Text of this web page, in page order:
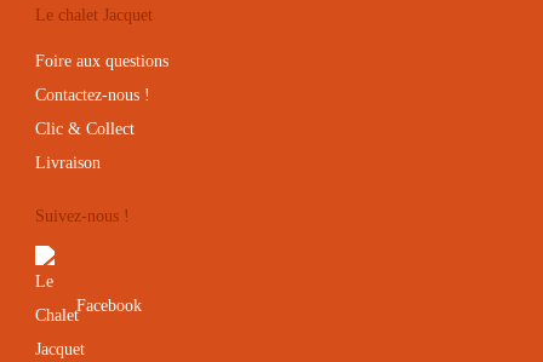
Le chalet Jacquet
Foire aux questions
Contactez-nous !
Clic & Collect
Livraison
Suivez-nous !
Facebook